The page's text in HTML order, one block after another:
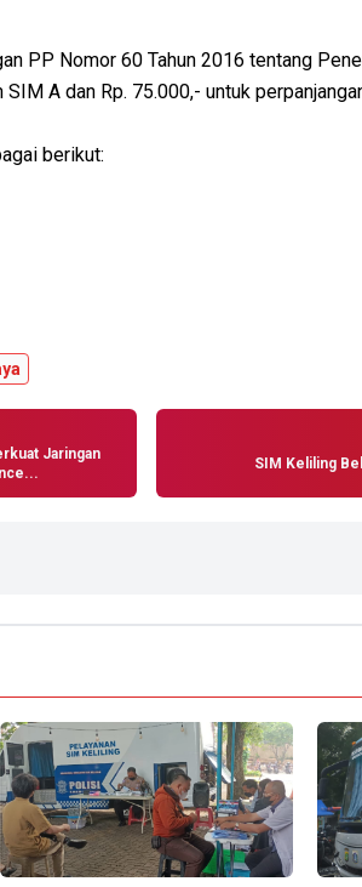
PP Nomor 60 Tahun 2016 tentang
A dan Rp. 75.000,- untuk
berikut:
Jaringan
SIM Keliling